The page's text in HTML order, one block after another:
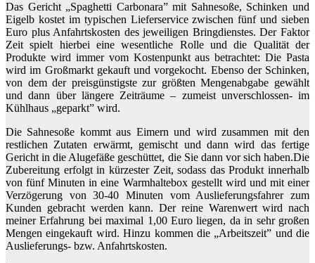
Das Gericht „Spaghetti Carbonara” mit Sahnesoße, Schinken und
Eigelb kostet im typischen Lieferservice zwischen fünf und sieben
Euro plus Anfahrtskosten des jeweiligen Bringdienstes. Der Faktor
Zeit spielt hierbei eine wesentliche Rolle und die Qualität der
Produkte wird immer vom Kostenpunkt aus betrachtet: Die Pasta
wird im Großmarkt gekauft und vorgekocht. Ebenso der Schinken,
von dem der preisgünstigste zur größten Mengenabgabe gewählt
und dann über längere Zeiträume – zumeist unverschlossen- im
Kühlhaus „geparkt” wird.
Die Sahnesoße kommt aus Eimern und wird zusammen mit den
restlichen Zutaten erwärmt, gemischt und dann wird das fertige
Gericht in die Alugefäße geschüttet, die Sie dann vor sich haben.Die
Zubereitung erfolgt in kürzester Zeit, sodass das Produkt innerhalb
von fünf Minuten in eine Warmhaltebox gestellt wird und mit einer
Verzögerung von 30-40 Minuten vom Auslieferungsfahrer zum
Kunden gebracht werden kann. Der reine Warenwert wird nach
meiner Erfahrung bei maximal 1,00 Euro liegen, da in sehr großen
Mengen eingekauft wird. Hinzu kommen die „Arbeitszeit” und die
Auslieferungs- bzw. Anfahrtskosten.